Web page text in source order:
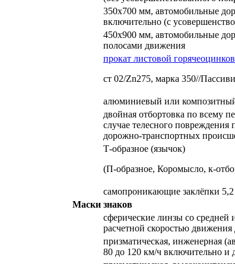
350х700 мм, автомобильные
включительно (с
450х900 мм, автомобильные
полосами движения
прокат листовой
ст 02/Zn275, марка 350//
алюминиевый или
двойная отбортовка по всему
случае телесного повреждения
дорожно-транспортных
Т-образное (язычок)
(П-образное, Коромысло, к-
самопроникающие заклёпки
Маски знаков
сферические линзы со средней
расчетной скоростью
призматическая, инженерная
80 до 120 км/ч включительно и